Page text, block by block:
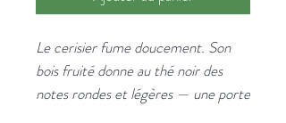
Le cerisier fume doucement. Son
bois fruité donne au thé noir des
notes rondes et légères — une porte